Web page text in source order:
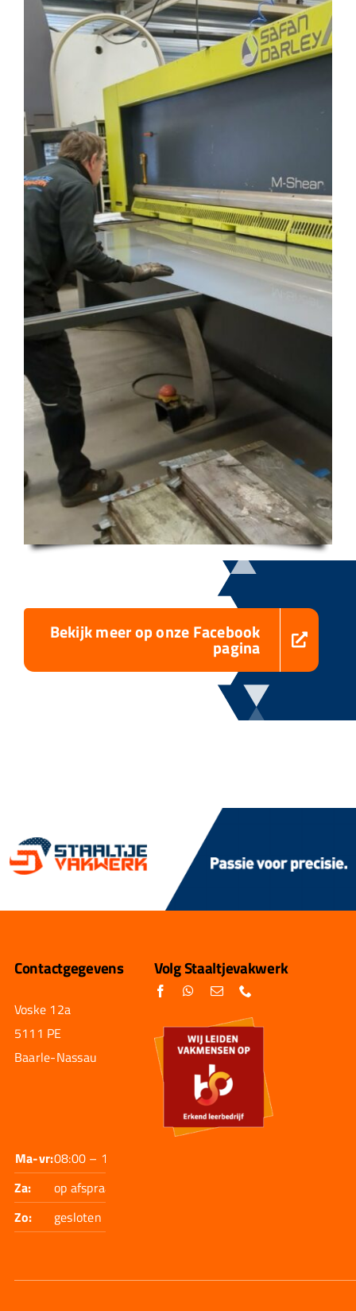
Bekijk meer op onze Facebook
pagina
Contactgegevens
Voske 12a
5111 PE
Baarle-Nassau
Ma-vr:08:00 – 17:30
Za:
op afspraak
Zo:
gesloten
Volg Staaltjevakwerk